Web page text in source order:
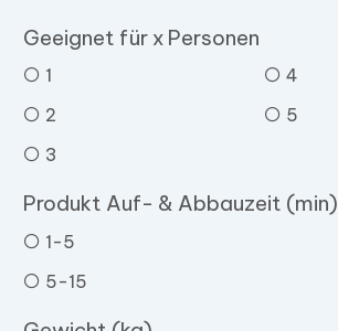
Geeignet für x Personen
1
2
3
4
5
Produkt Auf- & Abbauzeit (min)
1-5
5-15